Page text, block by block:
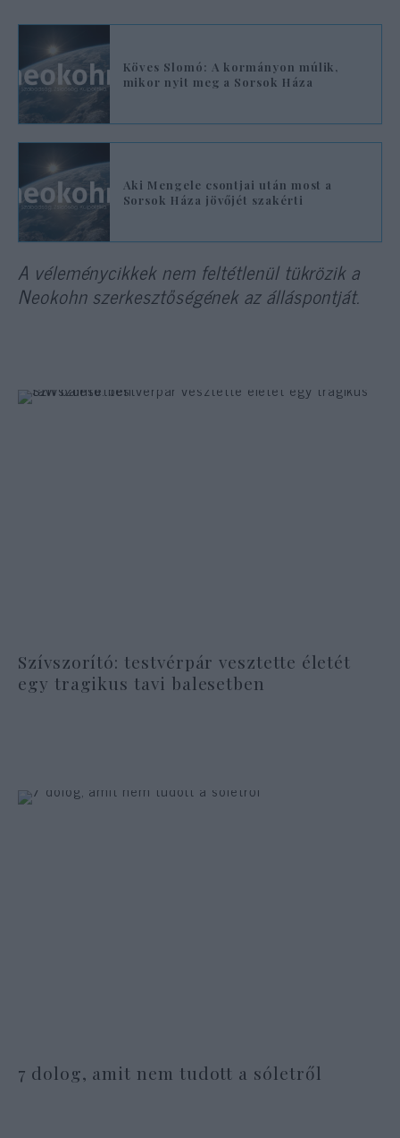
Köves Slomó: A kormányon múlik,
mikor nyit meg a Sorsok Háza
Aki Mengele csontjai után most a
Sorsok Háza jövőjét szakérti
A véleménycikkek nem feltétlenül tükrözik a
Neokohn szerkesztőségének az álláspontját.
Szívszorító: testvérpár vesztette életét
egy tragikus tavi balesetben
7 dolog, amit nem tudott a sóletről